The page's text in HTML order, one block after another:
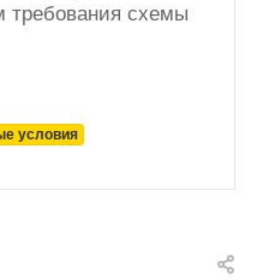
требования схемы
условия